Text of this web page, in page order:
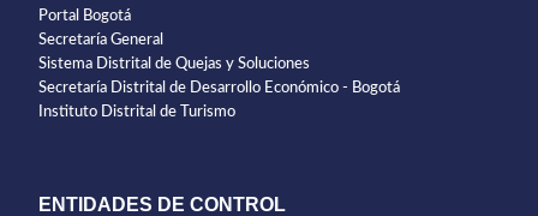
Portal Bogotá
Secretaría General
Sistema Distrital de Quejas y Soluciones
Secretaría Distrital de Desarrollo Económico - Bogotá
Instituto Distrital de Turismo
ENTIDADES DE CONTROL